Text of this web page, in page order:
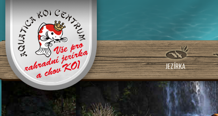
JEZÍRKA